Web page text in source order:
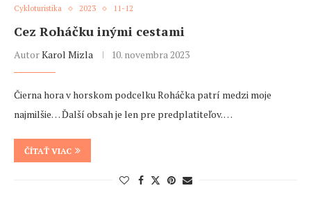
Cykloturistika 2023 11-12
Cez Roháčku inými cestami
AutorKarol Mizla 10. novembra 2023
Čierna hora v horskom podcelku Roháčka patrí medzi moje
najmilšie… Ďalší obsah je len pre predplatiteľov. …
ČÍTAŤ VIAC